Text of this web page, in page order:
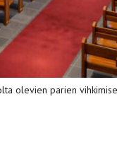
olevien parien